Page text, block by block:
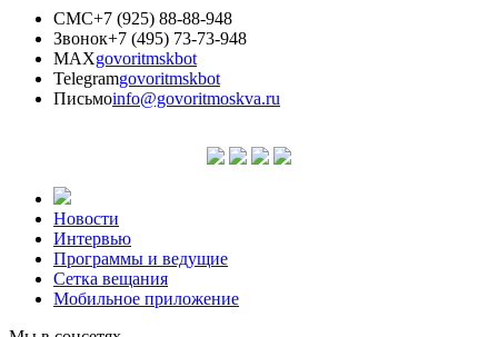
СМС+7 (925) 88-88-948
Звонок+7 (495) 73-73-948
MAXgovoritmskbot
Telegramgovoritmskbot
Письмоinfo@govoritmoskva.ru
Новости
Интервью
Программы и ведущие
Сетка вещания
Мобильное приложение